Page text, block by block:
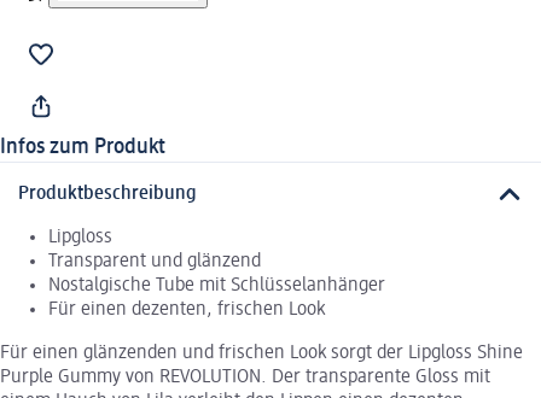
Infos zum Produkt
Produktbeschreibung
Lipgloss
Transparent und glänzend
Nostalgische Tube mit Schlüsselanhänger
Für einen dezenten, frischen Look
Für einen glänzenden und frischen Look sorgt der Lipgloss Shine
Purple Gummy von REVOLUTION. Der transparente Gloss mit